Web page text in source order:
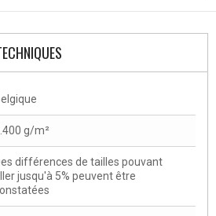
g/m²
différences de tailles pouvant
jusqu'à 5% peuvent être